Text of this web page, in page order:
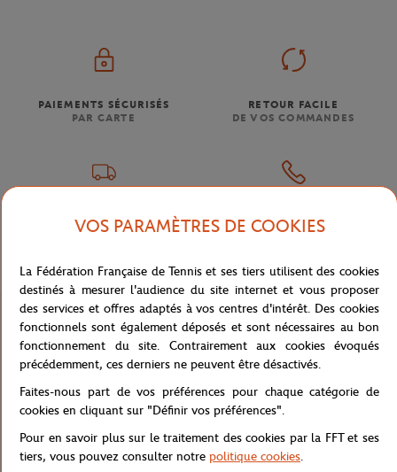
PAIEMENTS SÉCURISÉS
PAR CARTE
RETOUR FACILE
DE VOS COMMANDES
LIVRAISON OFFERTE
DÈS 80€ (EN FRANCE)
SERVICE CLIENT
01 47 43 51 11 OU PAR MAIL
NEWSLETTER
EN VOUS ABONNANT À NOS NEWSLETTERS, NE LOUPEZ PLUS
NOS NOUVEAUTÉS, OFFRES SPÉCIALES ET EXCLUSIVITÉS.
Politique de confidentialité
VOS PARAMÈTRES DE COOKIES
La Fédération Française de Tennis et ses tiers utilisent des cookies
destinés à mesurer l'audience du site internet et vous proposer
des services et offres adaptés à vos centres d'intérêt. Des cookies
fonctionnels sont également déposés et sont nécessaires au bon
fonctionnement du site. Contrairement aux cookies évoqués
précédemment, ces derniers ne peuvent être désactivés.
Faites-nous part de vos préférences pour chaque catégorie de
cookies en cliquant sur "Définir vos préférences".
Pour en savoir plus sur le traitement des cookies par la FFT et ses
tiers, vous pouvez consulter notre politique cookies.